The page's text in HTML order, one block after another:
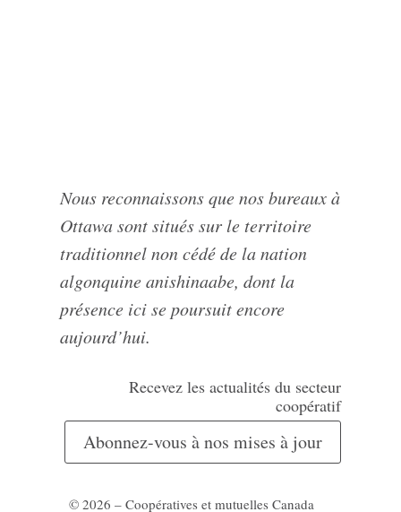
Nous reconnaissons que nos bureaux à
Ottawa sont situés sur le territoire
traditionnel non cédé de la nation
algonquine anishinaabe, dont la
présence ici se poursuit encore
aujourd’hui.
Recevez les actualités du secteur
coopératif
Abonnez-vous à nos mises à jour
© 2026 – Coopératives et mutuelles Canada